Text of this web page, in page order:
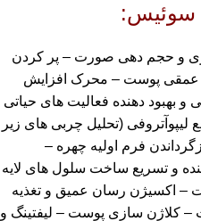
سوئیس:
و حجم دهی صورت – پر کردن
پوست – محرک افزایش
و بهبود دهنده فعالیت های حیاتی
(تحلیل چربی های زیر
فرم اولیه چهره –
و تسریع ساخت سلول های لایه
– اکسیژن رسان عمیق و تغذیه
– کلاژن سازی پوست – لیفتینگ و